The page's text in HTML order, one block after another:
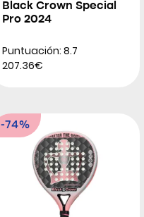
Black Crown Special
Pro 2024
Puntuación: 8.7
207.36€
-74%